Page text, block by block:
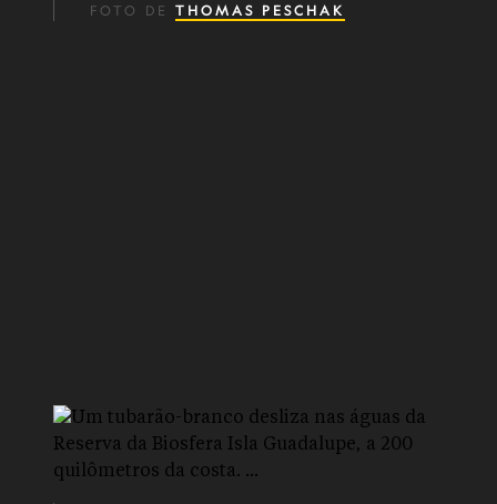
FOTO DE THOMAS PESCHAK